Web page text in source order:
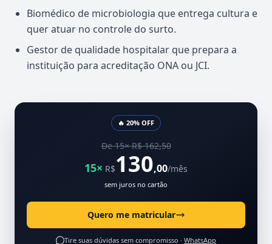
Biomédico de microbiologia que entrega cultura e
quer atuar no controle do surto.
Gestor de qualidade hospitalar que prepara a
instituição para acreditação ONA ou JCI.
🔥 20% OFF
De 15× R$ 162,50
15× R$130,00/mês
sem juros no cartão
Quero me matricular
Tire suas dúvidas sem compromisso · WhatsApp